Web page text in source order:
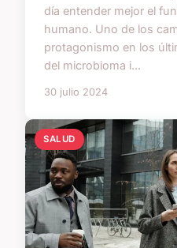
día entender mejor el
humano. Uno de los
protagonismo en los
del microbioma i...
30 julio 2024
SALUD